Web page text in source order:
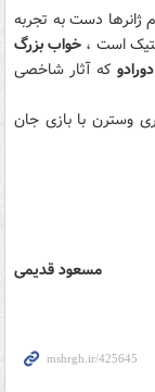
دست به تجربه
خواب بزرگ
که آثار شاخصی
1970 ساخت اثری وسترن با بازی جان
مسعود قدیمی